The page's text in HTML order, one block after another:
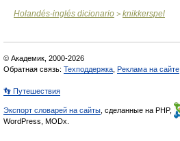
Holandés-inglés dicionario > knikkerspel
© Академик, 2000-2026
Обратная связь: Техподдержка Реклама на сайте
👣 Путешествия
Экспорт словарей на сайты , сделанные на PHP,
WordPress, MODx.